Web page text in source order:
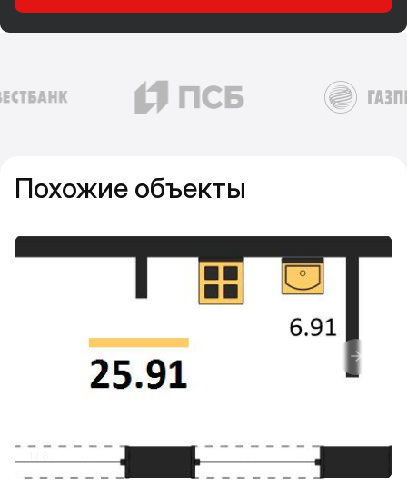
Похожие объекты
Прокрутить влево